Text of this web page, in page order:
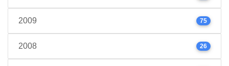
2009 75
2008 26